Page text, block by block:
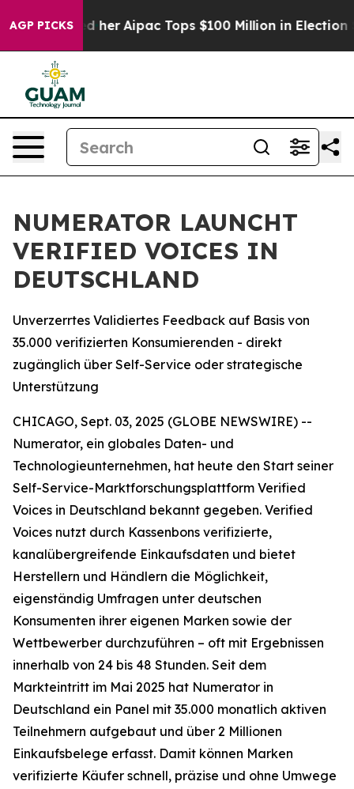
AGP PICKS
Surprised her Aipac Tops $100 Million in Election
NUMERATOR LAUNCHT
VERIFIED VOICES IN
DEUTSCHLAND
Unverzerrtes Validiertes Feedback auf Basis von
35.000 verifizierten Konsumierenden - direkt
zugänglich über Self-Service oder strategische
Unterstützung
CHICAGO, Sept. 03, 2025 (GLOBE NEWSWIRE) --
Numerator, ein globales Daten- und
Technologieunternehmen, hat heute den Start seiner
Self-Service-Marktforschungsplattform Verified
Voices in Deutschland bekannt gegeben. Verified
Voices nutzt durch Kassenbons verifizierte,
kanalübergreifende Einkaufsdaten und bietet
Herstellern und Händlern die Möglichkeit,
eigenständig Umfragen unter deutschen
Konsumenten ihrer eigenen Marken sowie der
Wettbewerber durchzuführen – oft mit Ergebnissen
innerhalb von 24 bis 48 Stunden. Seit dem
Markteintritt im Mai 2025 hat Numerator in
Deutschland ein Panel mit 35.000 monatlich aktiven
Teilnehmern aufgebaut und über 2 Millionen
Einkaufsbelege erfasst. Damit können Marken
verifizierte Käufer schnell, präzise und ohne Umwege